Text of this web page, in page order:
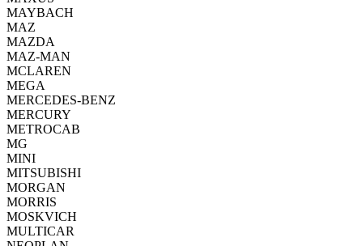
MAYBACH
MAZ
MAZDA
MAZ-MAN
MCLAREN
MEGA
MERCEDES-BENZ
MERCURY
METROCAB
MG
MINI
MITSUBISHI
MORGAN
MORRIS
MOSKVICH
MULTICAR